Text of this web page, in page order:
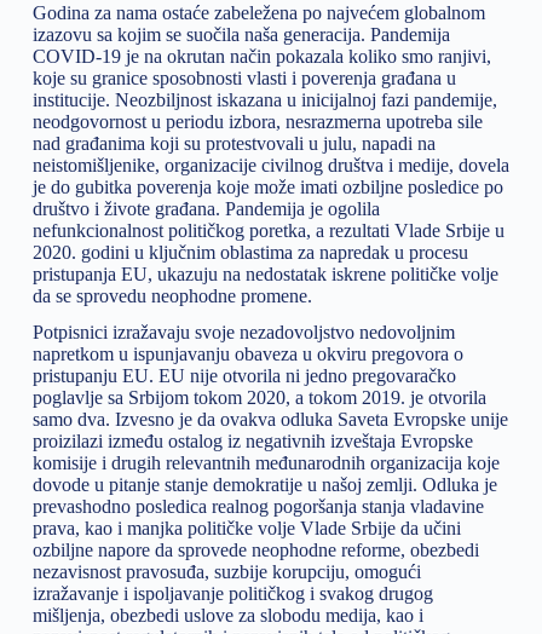
Godina za nama ostaće zabeležena po najvećem globalnom
izazovu sa kojim se suočila naša generacija. Pandemija
COVID-19 je na okrutan način pokazala koliko smo ranjivi,
koje su granice sposobnosti vlasti i poverenja građana u
institucije. Neozbiljnost iskazana u inicijalnoj fazi pandemije,
neodgovornost u periodu izbora, nesrazmerna upotreba sile
nad građanima koji su protestvovali u julu, napadi na
neistomišljenike, organizacije civilnog društva i medije, dovela
je do gubitka poverenja koje može imati ozbiljne posledice po
društvo i živote građana. Pandemija je ogolila
nefunkcionalnost političkog poretka, a rezultati Vlade Srbije u
2020. godini u ključnim oblastima za napredak u procesu
pristupanja EU, ukazuju na nedostatak iskrene političke volje
da se sprovedu neophodne promene.
Potpisnici izražavaju svoje nezadovoljstvo nedovoljnim
napretkom u ispunjavanju obaveza u okviru pregovora o
pristupanju EU. EU nije otvorila ni jedno pregovaračko
poglavlje sa Srbijom tokom 2020, a tokom 2019. je otvorila
samo dva. Izvesno je da ovakva odluka Saveta Evropske unije
proizilazi između ostalog iz negativnih izveštaja Evropske
komisije i drugih relevantnih međunarodnih organizacija koje
dovode u pitanje stanje demokratije u našoj zemlji. Odluka je
prevashodno posledica realnog pogoršanja stanja vladavine
prava, kao i manjka političke volje Vlade Srbije da učini
ozbiljne napore da sprovede neophodne reforme, obezbedi
nezavisnost pravosuđa, suzbije korupciju, omogući
izražavanje i ispoljavanje političkog i svakog drugog
mišljenja, obezbedi uslove za slobodu medija, kao i